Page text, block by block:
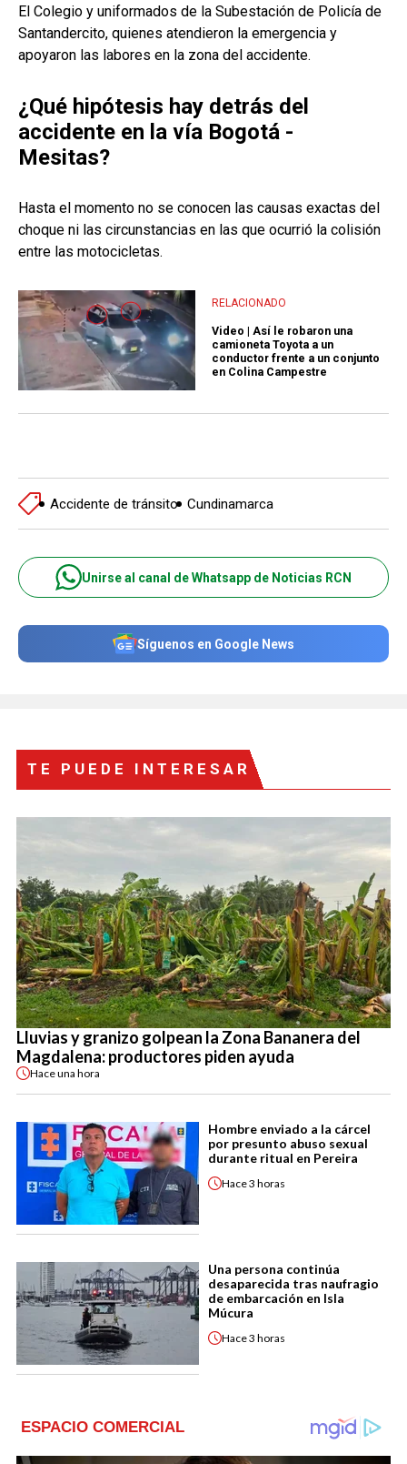
El Colegio y uniformados de la Subestación de Policía de
Santandercito, quienes atendieron la emergencia y
apoyaron las labores en la zona del accidente.
¿Qué hipótesis hay detrás del
accidente en la vía Bogotá -
Mesitas?
Hasta el momento no se conocen las causas exactas del
choque ni las circunstancias en las que ocurrió la colisión
entre las motocicletas.
RELACIONADO
Video | Así le robaron una
camioneta Toyota a un
conductor frente a un conjunto
en Colina Campestre
Accidente de tránsito Cundinamarca
Unirse al canal de Whatsapp de Noticias RCN
Síguenos en Google News
TE PUEDE INTERESAR
Lluvias y granizo golpean la Zona Bananera del
Magdalena: productores piden ayuda
Haceuna hora
Hombre enviado a la cárcel
por presunto abuso sexual
durante ritual en Pereira
Hace3 horas
Una persona continúa
desaparecida tras naufragio
de embarcación en Isla
Múcura
Hace3 horas